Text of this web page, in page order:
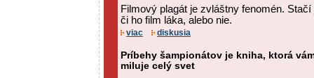
Filmový plagát je zvláštny fenomén.
či ho film láka, alebo nie.
viac diskusia
Príbehy šampionátov je kniha, ktorá
miluje celý svet